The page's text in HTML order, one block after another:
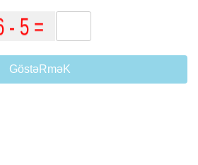
GöstəRməK